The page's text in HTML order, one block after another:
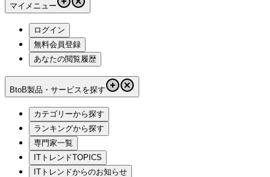
マイメニュー
ログイン
無料会員登録
あなたの閲覧履歴
BtoB製品・サービスを探す
カテゴリーから探す
ランキングから探す
専門家一覧
ITトレンドTOPICS
ITトレンドからのお知らせ